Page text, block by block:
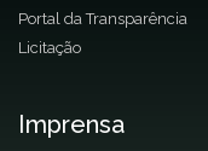
Portal da Transparência
Licitação
Imprensa